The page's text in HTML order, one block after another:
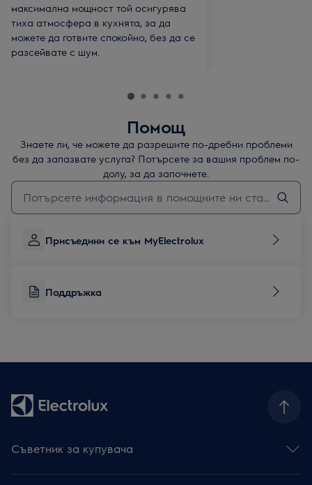
максимална мощност той осигурява
тиха атмосфера в кухнята, за да
можете да готвите спокойно, без да се
разсейвате с шум.
Помощ
Знаете ли, че можете да разрешите по-дребни проблеми
без да запазвате услуга? Потърсете за вашия проблем по-
долу, за да започнете.
Въведете текст за да потърсите статии за поддръжка
Присъедини се към MyElectrolux
Поддръжка
Съветник за купувача